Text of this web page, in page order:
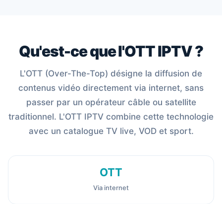
Qu'est-ce que l'OTT IPTV ?
L'OTT (Over-The-Top) désigne la diffusion de
contenus vidéo directement via internet, sans
passer par un opérateur câble ou satellite
traditionnel. L'OTT IPTV combine cette technologie
avec un catalogue TV live, VOD et sport.
OTT
Via internet